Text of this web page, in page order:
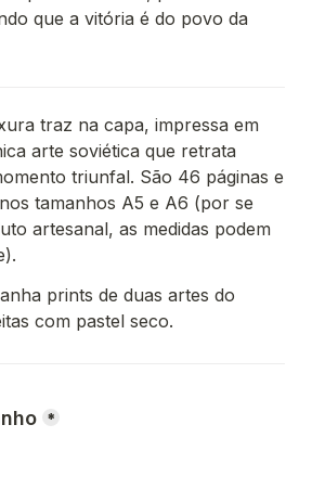
que a vitória é do povo da
traz na capa, impressa em
arte soviética que retrata
triunfal. São 46 páginas e
tamanhos A5 e A6 (por se
artesanal, as medidas podem
prints de duas artes do
com pastel seco.
*